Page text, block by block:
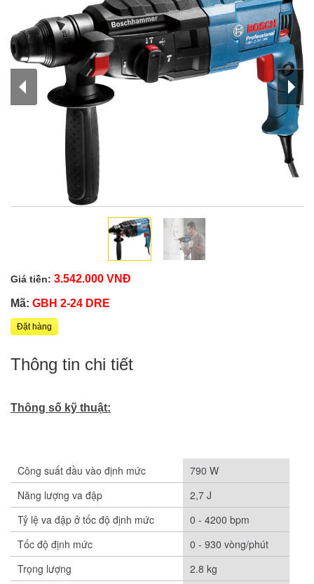
Giá tiền: 3.542.000 VNĐ
Mã: GBH 2-24 DRE
Đặt hàng
Thông tin chi tiết
Thông số kỹ thuật:
Công suất đầu vào định mức
790 W
Năng lượng va đập
2,7 J
Tỷ lệ va đập ở tốc độ định mức
0 - 4200 bpm
Tốc độ định mức
0 - 930 vòng/phút
Trọng lượng
2.8 kg